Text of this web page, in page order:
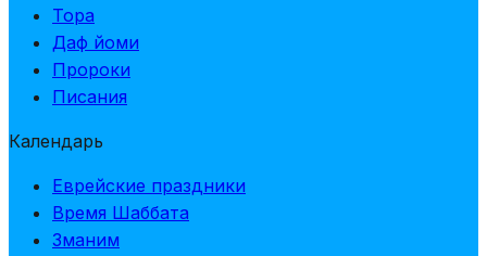
Тора
Даф йоми
Пророки
Писания
Календарь
Еврейские праздники
Время Шаббата
Зманим